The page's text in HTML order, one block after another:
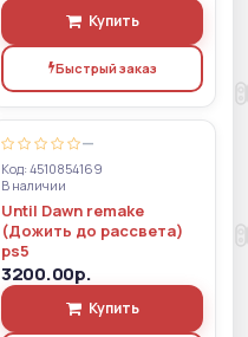
Купить
Быстрый заказ
—
Код: 4510854169
В наличии
Until Dawn remake
(Дожить до рассвета)
ps5
3200.00р.
Купить